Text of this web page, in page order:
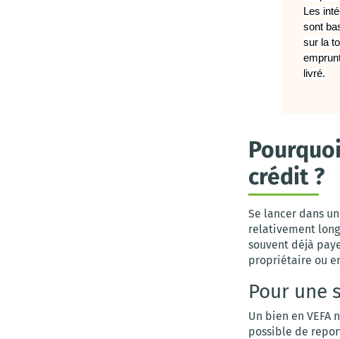
Les
sont
sur la
livré.
crédit ?
Se lancer dans
relativement
souvent déjà
propriétaire ou
Pour une
Un bien en
possible de